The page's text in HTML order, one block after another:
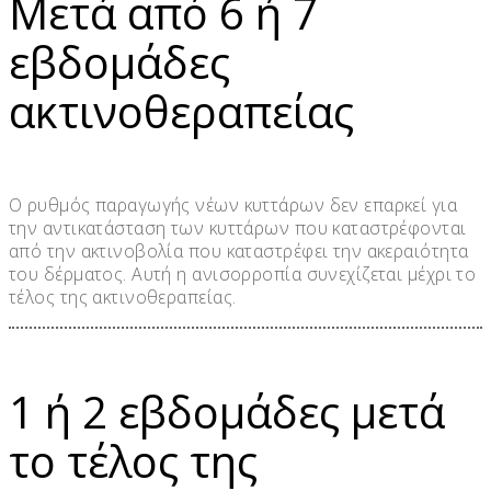
Μετά από 6 ή 7
εβδομάδες
ακτινοθεραπείας
Ο ρυθμός παραγωγής νέων κυττάρων δεν επαρκεί για
την αντικατάσταση των κυττάρων που καταστρέφονται
από την ακτινοβολία που καταστρέφει την ακεραιότητα
του δέρματος. Αυτή η ανισορροπία συνεχίζεται μέχρι το
τέλος της ακτινοθεραπείας.
1 ή 2 εβδομάδες μετά
το τέλος της